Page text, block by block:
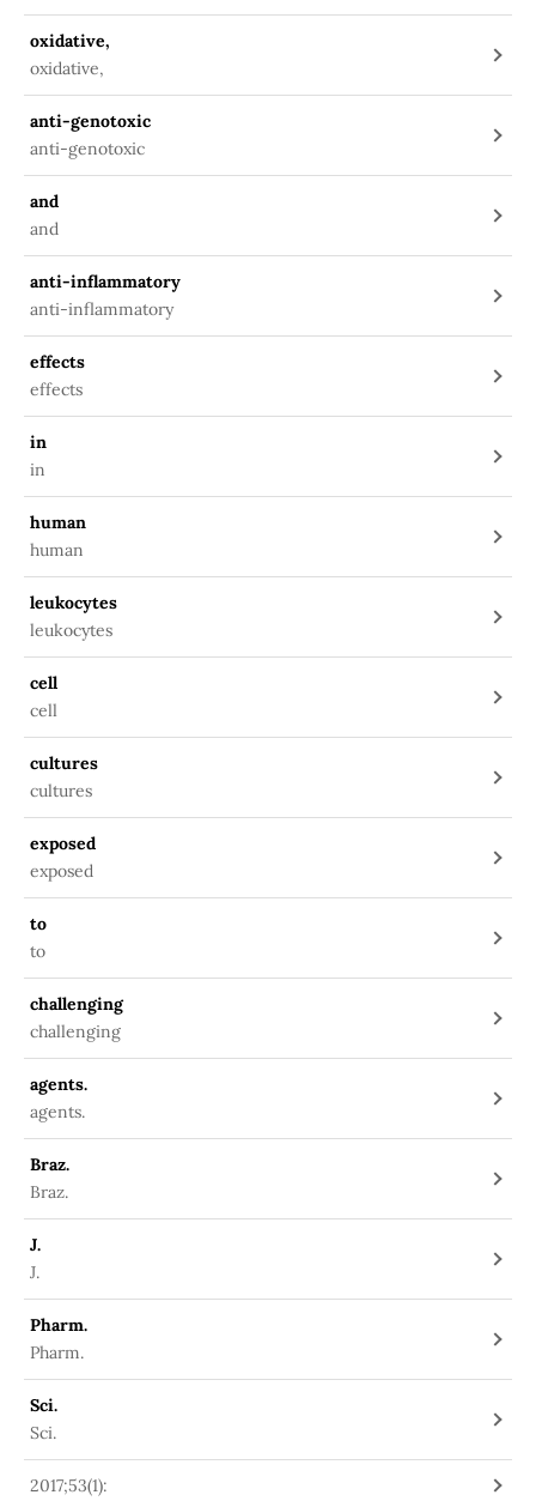
oxidative,
oxidative,
anti-genotoxic
anti-genotoxic
and
and
anti-inflammatory
anti-inflammatory
effects
effects
in
in
human
human
leukocytes
leukocytes
cell
cell
cultures
cultures
exposed
exposed
to
to
challenging
challenging
agents.
agents.
Braz.
Braz.
J.
J.
Pharm.
Pharm.
Sci.
Sci.
2017;53(1):